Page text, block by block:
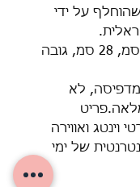
1952 כשהוחלף על ידי
מידות: רוחב 29 סמ, 28 סמ, גובה
לא
וינטג ואווירה
של ימי